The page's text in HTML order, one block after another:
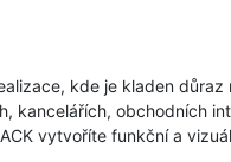
kde je kladen
kancelářích, obchodních
vytvoříte funkční a